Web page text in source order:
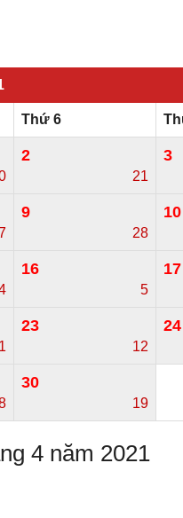
Thứ 6
2
21
3
9
28
10
16
5
17
23
12
24
30
19
4 năm 2021